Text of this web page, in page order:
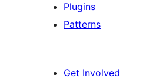
Plugins
Patterns
Get Involved